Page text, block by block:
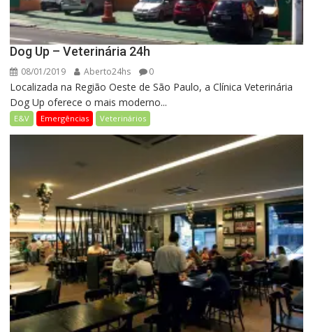
Dog Up – Veterinária 24h
08/01/2019 Aberto24hs 0
Localizada na Região Oeste de São Paulo, a Clínica Veterinária
Dog Up oferece o mais moderno...
E&V Emergências Veterinários